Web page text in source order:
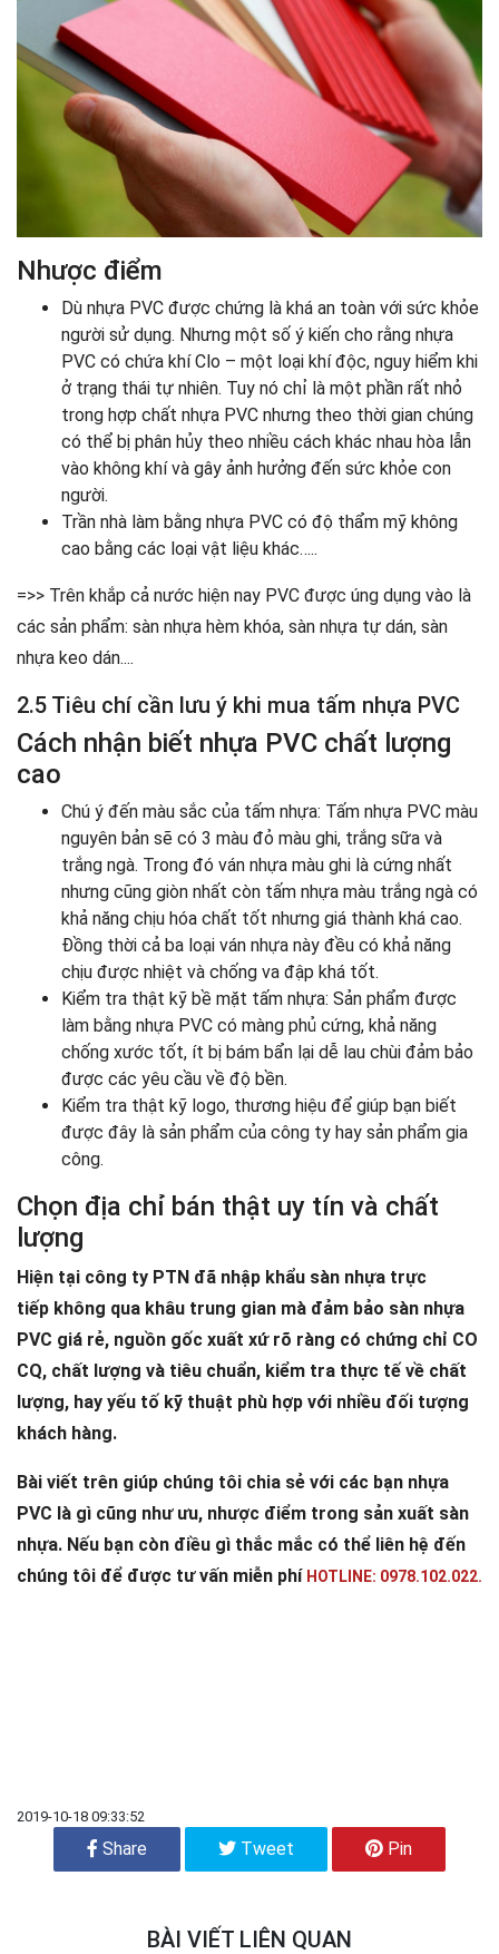
Nhược điểm
Dù nhựa PVC được chứng là khá an toàn với sức khỏe
người sử dụng. Nhưng một số ý kiến cho rằng nhựa
PVC có chứa khí Clo – một loại khí độc, nguy hiểm khi
ở trạng thái tự nhiên. Tuy nó chỉ là một phần rất nhỏ
trong hợp chất nhựa PVC nhưng theo thời gian chúng
có thể bị phân hủy theo nhiều cách khác nhau hòa lẫn
vào không khí và gây ảnh hưởng đến sức khỏe con
người.
Trần nhà làm bằng nhựa PVC có độ thẩm mỹ không
cao bằng các loại vật liệu khác…..
=>> Trên khắp cả nước hiện nay PVC được úng dụng vào là
các sản phẩm: sàn nhựa hèm khóa, sàn nhựa tự dán, sàn
nhựa keo dán....
2.5 Tiêu chí cần lưu ý khi mua tấm nhựa PVC
Cách nhận biết nhựa PVC chất lượng
cao
Chú ý đến màu sắc của tấm nhựa: Tấm nhựa PVC màu
nguyên bản sẽ có 3 màu đỏ màu ghi, trắng sữa và
trắng ngà. Trong đó ván nhựa màu ghi là cứng nhất
nhưng cũng giòn nhất còn tấm nhựa màu trắng ngà có
khả năng chịu hóa chất tốt nhưng giá thành khá cao.
Đồng thời cả ba loại ván nhựa này đều có khả năng
chịu được nhiệt và chống va đập khá tốt.
Kiểm tra thật kỹ bề mặt tấm nhựa: Sản phẩm được
làm bằng nhựa PVC có màng phủ cứng, khả năng
chống xước tốt, ít bị bám bẩn lại dễ lau chùi đảm bảo
được các yêu cầu về độ bền.
Kiểm tra thật kỹ logo, thương hiệu để giúp bạn biết
được đây là sản phẩm của công ty hay sản phẩm gia
công.
Chọn địa chỉ bán thật uy tín và chất
lượng
Hiện tại công ty PTN đã nhập khẩu sàn nhựa trực
tiếp không qua khâu trung gian mà đảm bảo sàn nhựa
PVC giá rẻ, nguồn gốc xuất xứ rõ ràng có chứng chỉ CO
CQ, chất lượng và tiêu chuẩn, kiểm tra thực tế về chất
lượng, hay yếu tố kỹ thuật phù hợp với nhiều đối tượng
khách hàng.
Bài viết trên giúp chúng tôi chia sẻ với các bạn nhựa
PVC là gì cũng như ưu, nhược điểm trong sản xuất sàn
nhựa. Nếu bạn còn điều gì thắc mắc có thể liên hệ đến
chúng tôi để được tư vấn miễn phí HOTLINE: 0978.102.022.
2019-10-18 09:33:52
Share Tweet Pin
BÀI VIẾT LIÊN QUAN